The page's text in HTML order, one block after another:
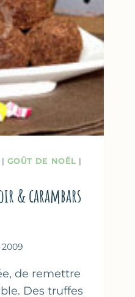
| GOÛT DE NOËL |
& carambars
de remettre
Des truffes